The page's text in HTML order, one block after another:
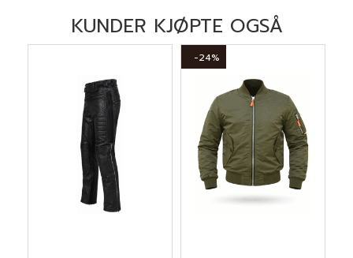
KUNDER KJØPTE OGSÅ
-24%